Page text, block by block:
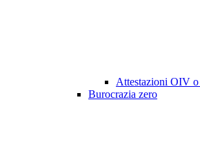
Attestazioni OIV o
Burocrazia zero